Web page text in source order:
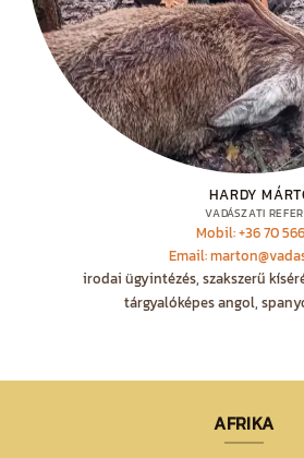
HARDY
VADÁSZATI
Mobil: +36 70
Email:
irodai ügyintézés, szakszerű
tárgyalóképes angol,
AFRIKA